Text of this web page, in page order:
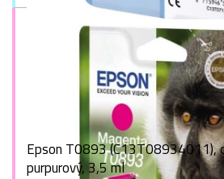
Epson T0893 (C13T08934011),
purpurový, 3,5 ml